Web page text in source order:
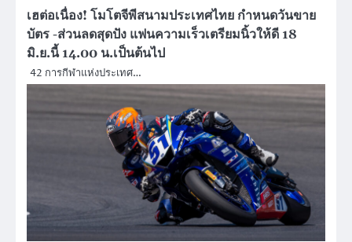
เฮต่อเนื่อง! โมโตจีพีสนามประเทศไทย กำหนดวันขาย
บัตร -ส่วนลดสุดปัง แฟนความเร็วเตรียมนิ้วให้ดี 18
มิ.ย.นี้ 14.00 น.เป็นต้นไป
42 การกีฬาแห่งประเทศ…